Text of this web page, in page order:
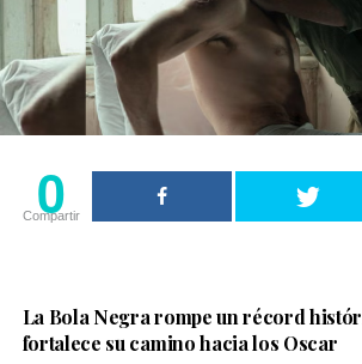
0
Compartir
La Bola Negra rompe un récord
fortalece su camino hacia los Oscar